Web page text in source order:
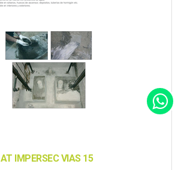
AT IMPERSEC VIAS 15